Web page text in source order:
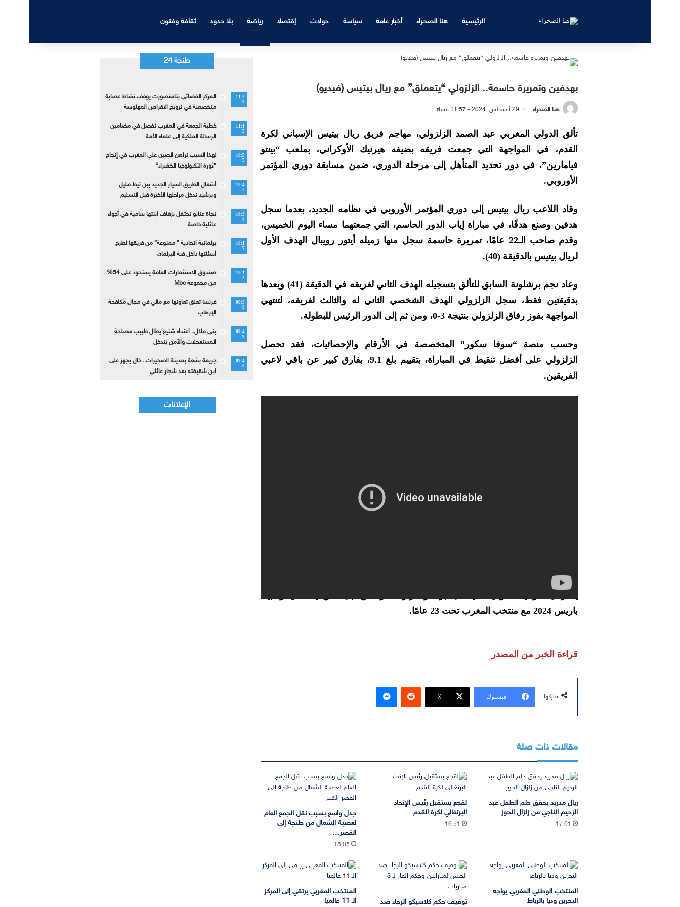
الرئيسية هنا الصحراء أخبار عامة سياسة حوادث إقتصاد رياضة بلا حدود ثقافة وفنون
بهدفين وتمريرة حاسمة.. الزلزولي “يتعملق” مع ريال بيتيس (فيديو)
هنا الصحراء 29 أغسطس، 2024 - 11:57 مساءً
تألق الدولي المغربي عبد الصمد الزلزولي، مهاجم فريق ريال بيتيس الإسباني لكرة
القدم، في المواجهة التي جمعت فريقه بضيفه هيرنيك الأوكراني، بملعب “بينتو
فيامارين”، في دور تحديد المتأهل إلى مرحلة الدوري، ضمن مسابقة دوري المؤتمر
الأوروبي.
وقاد اللاعب ريال بيتيس إلى دوري المؤتمر الأوروبي في نظامه الجديد، بعدما سجل
هدفين وصنع هدفًا، في مباراة إياب الدور الحاسم، التي جمعتهما مساء اليوم الخميس،
وقدم صاحب الـ22 عامًا، تمريرة حاسمة سجل منها زميله أيتور رويبال الهدف الأول
لريال بيتيس بالدقيقة (40).
وعاد نجم برشلونة السابق للتألق بتسجيله الهدف الثاني لفريقه في الدقيقة (41) وبعدها
بدقيقتين فقط، سجل الزلزولي الهدف الشخصي الثاني له والثالث لفريقه، لتنتهي
المواجهة بفوز رفاق الزلزولي بنتيجة 3-0، ومن ثم إلى الدور الرئيس للبطولة.
وحسب منصة “سوفا سكور” المتخصصة في الأرقام والإحصائيات، فقد تحصل
الزلزولي على أفضل تنقيط في المباراة، بتقييم بلغ 9.1، بفارق كبير عن باقي لاعبي
الفريقين.
باريس 2024 مع منتخب المغرب تحت 23 عامًا.
قراءة الخبر من المصدر
شاركها فيسبوك ‫X
ماسنجر
مقالات ذات صلة
ريال مدريد يحقق حلم الطفل عبد
الرحيم الناجي من زلزال الحوز
17:01
لقجع يستقبل رئيس الإتحاد
البرتغالي لكرة القدم
16:51
جدل واسع بسبب نقل الجمع العام
لعصبة الشمال من طنجة إلى
القصر…
15:05
المنتخب الوطني المغربي يواجه
البحرين وديا بالرباط
توقيف حكم كلاسيكو الرجاء ضد
المنتخب المغربي يرتقي إلى المركز
الـ 11 عالميا
طنجة 24
11:2
9
المركز القضائي بتامنصورت يوقف نشاط عصابة
متخصصة في ترويج الاقراص المهلوسة
11:1
5
خطبة الجمعة في المغرب تفصل في مضامين
الرسالة الملكية إلى علماء الأمة
10:5
5
لهذا السبب تراهن الصين على المغرب في إنجاح
“ثورة التكنولوجيا الخضراء”
10:4
7
أشغال الطريق السيار الجديد بين تيط مليل
وبرشيد تدخل مراحلها الأخيرة قبل التسليم
10:3
4
نجاة عتابو تحتفل بزفاف ابنتها سامية في أجواء
عائلية خاصة
10:1
7
برلمانية اتحادية ” ممنوعة” من فريقها لطرح
أسئلتها داخل قبة البرلمان
10:1
3
صندوق الاستثمارات العامة يستحوذ على 54%
من مجموعة Mbc
09:5
9
فرنسا تعلق تعاونها مع مالي في مجال مكافحة
الإرهاب
09:4
9
بني ملال.. اعتداء شنيع يطال طبيب مصلحة
المستعجلات والأمن يتدخل
09:4
5
جريمة بشعة بمدينة الصخيرات.. خال يجهز على
ابن شقيقته بعد شجار عائلي
الإعلانات